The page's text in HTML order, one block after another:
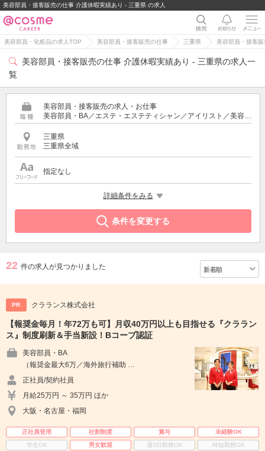
美容部員・接客販売の仕事 介護休暇実績あり - 三重県 の求人
美容部員・化粧品の求人TOP 美容部員・接客販売の仕事 三重県 美容部員・接客
美容部員・接客販売の仕事 介護休暇実績あり - 三重県の求人一
覧
美容部員・接客販売の求人・お仕事
美容部員・BA／エステ・エステティシャン／アイリスト／美容師／受付・フロント
三重県
三重県全域
指定なし
詳細条件をみる
条件を変更する
22 件の求人が見つかりました
PR クラランス株式会社
【報奨金毎月！年72万も可】月収40万円以上も目指せる『クララン
ス』制度刷新＆手当新設！Bコープ認証
美容部員・BA
（報奨金最大6万／海外旅行補助 …
正社員/契約社員
月給25万円 ～ 35万円 ほか
大阪・名古屋・福岡
正社員登用 社割制度 賞与
未経験OK
学生OK
男女歓迎 週3日勤務OK
時短勤務OK